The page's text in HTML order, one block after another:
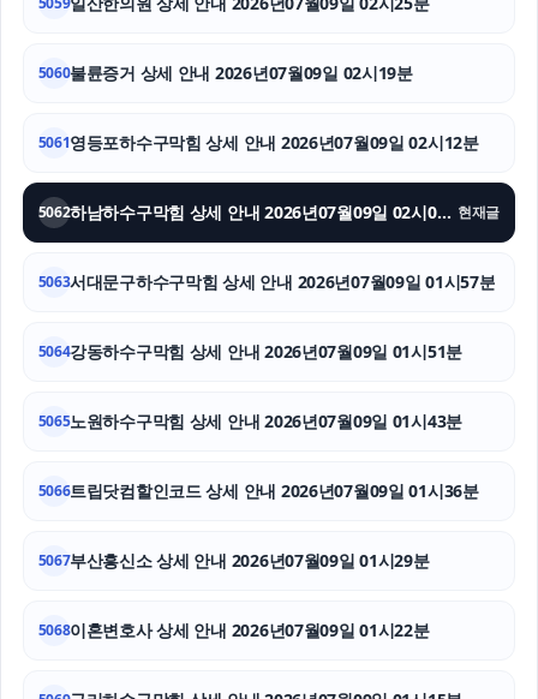
평택이혼전문변호사
수원형사전문변호사
의정부이혼변호사
5060불륜증거 상세 안내 2026년07월09일 02시19분
5061영등포하수구막힘 상세 안내 2026년07월09일 02시12분
5062 하남하수구막힘 상세 안내 2026년07월09일 02시04분 현재글
5063서대문구하수구막힘 상세 안내 2026년07월09일 01시57분
5064강동하수구막힘 상세 안내 2026년07월09일 01시51분
5065노원하수구막힘 상세 안내 2026년07월09일 01시43분
5066트립닷컴할인코드 상세 안내 2026년07월09일 01시36분
5067부산흥신소 상세 안내 2026년07월09일 01시29분
5068이혼변호사 상세 안내 2026년07월09일 01시22분